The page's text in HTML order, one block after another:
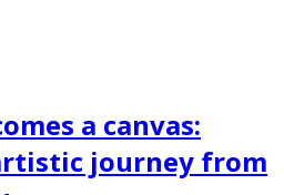
a canvas:
journey from